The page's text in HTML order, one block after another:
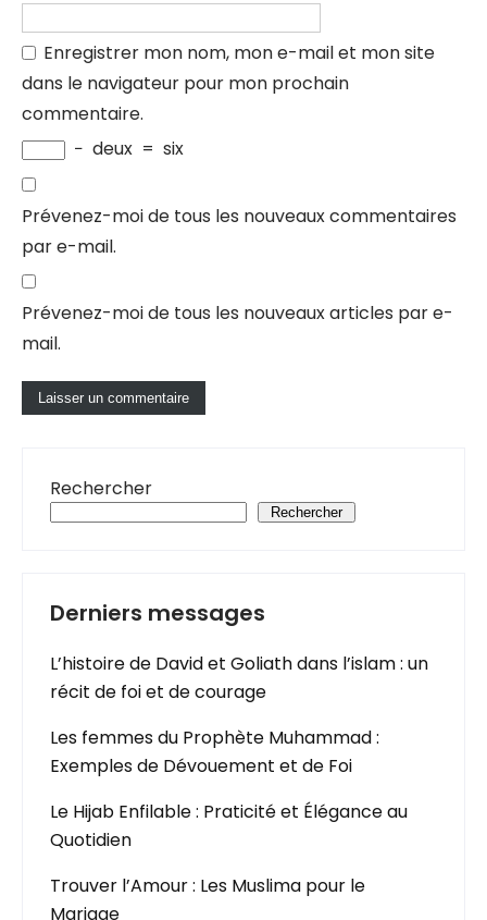
Enregistrer mon nom, mon e-mail et mon site
dans le navigateur pour mon prochain
commentaire.
− deux = six
Prévenez-moi de tous les nouveaux commentaires
par e-mail.
Prévenez-moi de tous les nouveaux articles par e-
mail.
Rechercher
Rechercher
Derniers messages
L’histoire de David et Goliath dans l’islam : un
récit de foi et de courage
Les femmes du Prophète Muhammad :
Exemples de Dévouement et de Foi
Le Hijab Enfilable : Praticité et Élégance au
Quotidien
Trouver l’Amour : Les Muslima pour le
Mariage